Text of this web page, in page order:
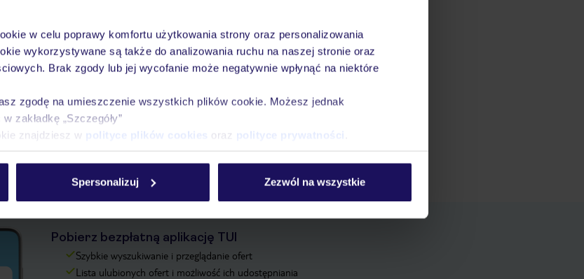
w celu poprawy komfortu użytkowania strony oraz personalizowania
wykorzystywane są także do analizowania ruchu na naszej stronie oraz
Brak zgody lub jej wycofanie może negatywnie wpłynąć na niektóre
zgodę na umieszczenie wszystkich plików cookie. Możesz jednak
zakładkę „Szczegóły”
znajdziesz w polityce plików cookies oraz polityce prywatności
Spersonalizuj Zezwól na wszystkie
Pobierz bezpłatną aplikację TUI
Szybkie wyszukiwanie i przeglądanie ofert
Lista ulubionych ofert i możliwość ich udostępniania